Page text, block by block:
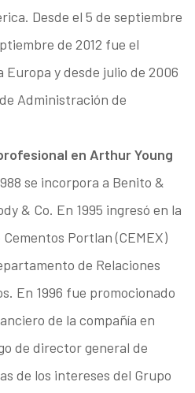
Desde el 5 de septiembre
de 2012 fue el
y desde julio de 2006
Administración de
en Arthur Young
se incorpora a Benito &
& Co. En 1995 ingresó en la
Portlan (CEMEX)
de Relaciones
En 1996 fue promocionado
de la compañía en
de director general de
de los intereses del Grupo